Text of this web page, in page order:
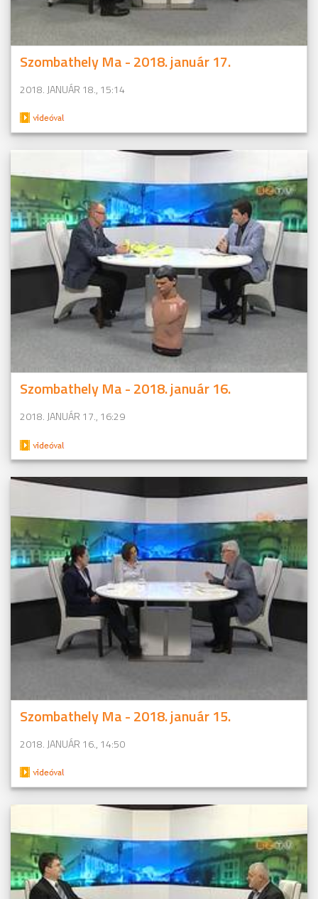
Szombathely Ma - 2018. január 17.
2018. JANUÁR 18., 15:14
Szombathely Ma - 2018. január 16.
2018. JANUÁR 17., 16:29
Szombathely Ma - 2018. január 15.
2018. JANUÁR 16., 14:50